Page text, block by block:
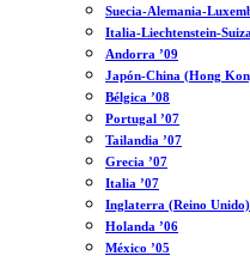
Suecia-Alemania-
Italia-Liechtenstein-
Andorra ’09
Japón-China (Hong
Bélgica ’08
Portugal ’07
Tailandia ’07
Grecia ’07
Italia ’07
Inglaterra (Reino
Holanda ’06
México ’05